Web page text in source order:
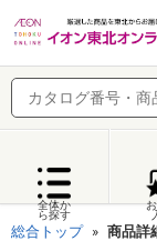
全体か
ら探す
総合トップ 商品詳